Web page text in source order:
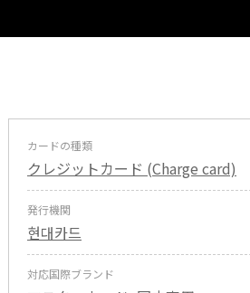
カードの種類
クレジットカード (Charge card)
発行機関
현대카드
対応国際ブランド